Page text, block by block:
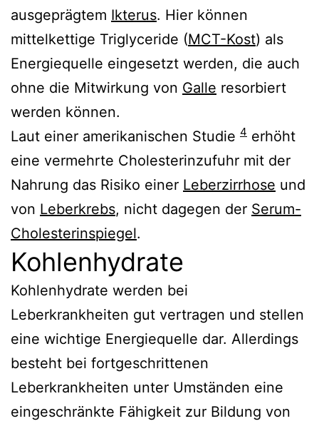
ausgeprägtem Ikterus. Hier können
mittelkettige Triglyceride (MCT-Kost) als
Energiequelle eingesetzt werden, die auch
ohne die Mitwirkung von Galle resorbiert
werden können.
Laut einer amerikanischen Studie 4 erhöht
eine vermehrte Cholesterinzufuhr mit der
Nahrung das Risiko einer Leberzirrhose und
von Leberkrebs, nicht dagegen der Serum-
Cholesterinspiegel.
Kohlenhydrate
Kohlenhydrate werden bei
Leberkrankheiten gut vertragen und stellen
eine wichtige Energiequelle dar. Allerdings
besteht bei fortgeschrittenen
Leberkrankheiten unter Umständen eine
eingeschränkte Fähigkeit zur Bildung von